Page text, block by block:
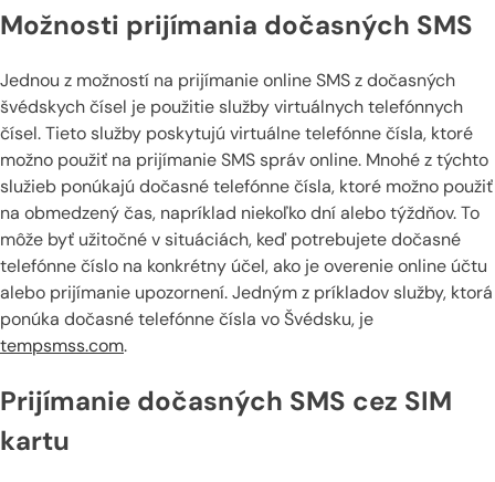
Možnosti prijímania dočasných SMS
Jednou z možností na prijímanie online SMS z dočasných
švédskych čísel je použitie služby virtuálnych telefónnych
čísel. Tieto služby poskytujú virtuálne telefónne čísla, ktoré
možno použiť na prijímanie SMS správ online. Mnohé z týchto
služieb ponúkajú dočasné telefónne čísla, ktoré možno použiť
na obmedzený čas, napríklad niekoľko dní alebo týždňov. To
môže byť užitočné v situáciách, keď potrebujete dočasné
telefónne číslo na konkrétny účel, ako je overenie online účtu
alebo prijímanie upozornení. Jedným z príkladov služby, ktorá
ponúka dočasné telefónne čísla vo Švédsku, je
tempsmss.com.
Prijímanie dočasných SMS cez SIM
kartu